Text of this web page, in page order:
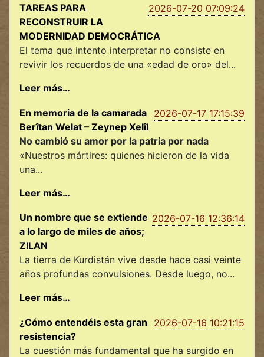
2026-07-20 07:09:24
TAREAS PARA
RECONSTRUIR LA
MODERNIDAD DEMOCRÁTICA
El tema que intento interpretar no consiste en
revivir los recuerdos de una «edad de oro» del...
Leer más…
2026-07-17 17:15:39
En memoria de la camarada
Berîtan Welat – Zeynep Xelîl
No cambió su amor por la patria por nada
«Nuestros mártires: quienes hicieron de la vida
una...
Leer más…
2026-07-16 12:36:14
Un nombre que se extiende
a lo largo de miles de años;
ZILAN
La tierra de Kurdistán vive desde hace casi veinte
años profundas convulsiones. Desde luego, no...
Leer más…
2026-07-16 10:21:15
¿Cómo entendéis esta gran
resistencia?
La cuestión más fundamental que ha surgido en